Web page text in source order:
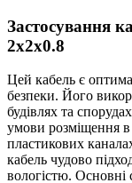
Застосування
2х2х0.8
Цей кабель є
безпеки. Його
будівлях та
умови розміщення
пластикових
кабель чудово
вологістю. Основні